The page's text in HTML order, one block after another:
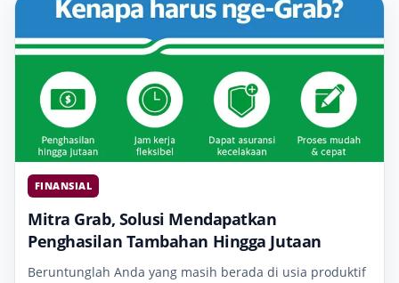
FINANSIAL
Mitra Grab, Solusi Mendapatkan
Penghasilan Tambahan Hingga Jutaan
Beruntunglah Anda yang masih berada di usia produktif